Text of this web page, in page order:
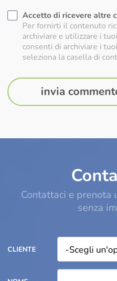
Accetto di ricevere altre
Per fornirti il contenuto
archiviare e utilizzare i
consenti di archiviare i
seleziona la casella di
Contattaci e prenota
senza
CLIENTE -Scegli